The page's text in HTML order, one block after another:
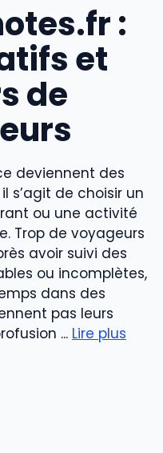
:
et
de
deviennent des
s’agit de choisir un
ou une activité
Trop de voyageurs
avoir suivi des
ou incomplètes,
dans des
pas leurs
... Lire plus